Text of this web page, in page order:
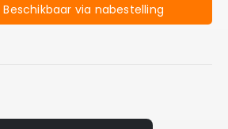
Beschikbaar via nabestelling